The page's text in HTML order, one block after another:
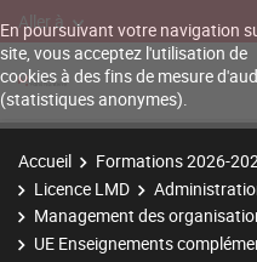
En poursuivant votre navigation
site, vous acceptez l'utilisation de
cookies à des fins de mesure
(statistiques anonymes).
Aller à
Accueil Formations 2026-
Licence LMD
Management des
UE Enseignements